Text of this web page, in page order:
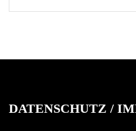
DATENSCHUTZ /